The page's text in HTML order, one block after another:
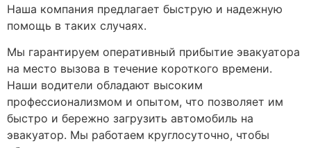
Наша компания предлагает быструю и надежную
помощь в таких случаях.
Мы гарантируем оперативный прибытие эвакуатора
на место вызова в течение короткого времени.
Наши водители обладают высоким
профессионализмом и опытом, что позволяет им
быстро и бережно загрузить автомобиль на
эвакуатор. Мы работаем круглосуточно, чтобы